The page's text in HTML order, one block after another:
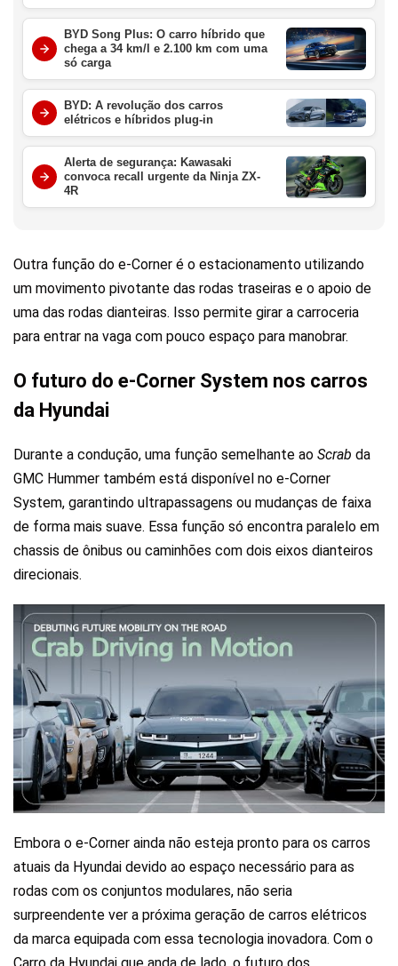
BYD Song Plus: O carro híbrido que
chega a 34 km/l e 2.100 km com uma
só carga
BYD: A revolução dos carros
elétricos e híbridos plug-in
Alerta de segurança: Kawasaki
convoca recall urgente da Ninja ZX-
4R
Outra função do e-Corner é o estacionamento utilizando
um movimento pivotante das rodas traseiras e o apoio de
uma das rodas dianteiras. Isso permite girar a carroceria
para entrar na vaga com pouco espaço para manobrar.
O futuro do e-Corner System nos carros
da Hyundai
Durante a condução, uma função semelhante ao Scrab da
GMC Hummer também está disponível no e-Corner
System, garantindo ultrapassagens ou mudanças de faixa
de forma mais suave. Essa função só encontra paralelo em
chassis de ônibus ou caminhões com dois eixos dianteiros
direcionais.
Embora o e-Corner ainda não esteja pronto para os carros
atuais da Hyundai devido ao espaço necessário para as
rodas com os conjuntos modulares, não seria
surpreendente ver a próxima geração de carros elétricos
da marca equipada com essa tecnologia inovadora. Com o